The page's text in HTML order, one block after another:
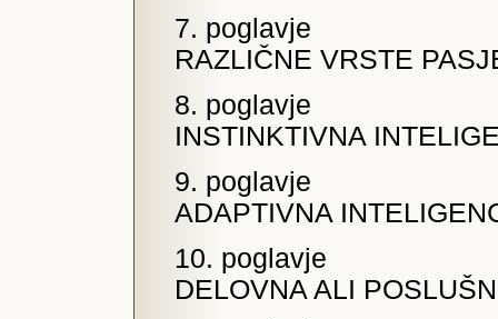
7. poglavje
RAZLIČNE VRSTE
8. poglavje
INSTINKTIVNA
9. poglavje
ADAPTIVNA
10. poglavje
DELOVNA ALI